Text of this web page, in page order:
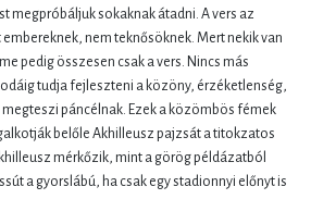
megpróbáljuk sokaknak átadni. A vers az
nem teknősöknek. Mert nekik van
pedig összesen csak a vers. Nincs más
odáig tudja fejleszteni a közöny, érzéketlenség,
páncélnak. Ezek a közömbös fémek
belőle Akhilleusz pajzsát a titokzatos
mérkőzik, mint a görög példázatból
a gyorslábú, ha csak egy stadionnyi előnyt is